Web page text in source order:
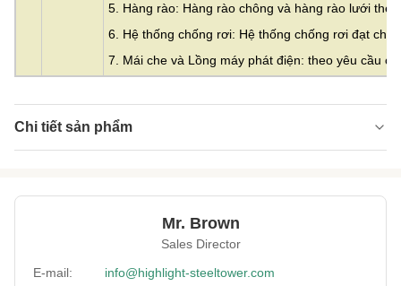
5. Hàng rào: Hàng rào chông và hàng rào lưới
6. Hệ thống chống rơi: Hệ thống chống rơi đạt
7. Mái che và Lồng máy phát điện: theo yêu cầu
Chi tiết sản phẩm
Height: 10m đến 500m
đơn cực đơn
Certification: SGS, CE, ISO
Mr. Brown
Sales Director
E-mail:
info@highlight-steeltower.com